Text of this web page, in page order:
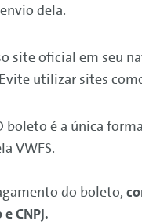
dela.
site oficial em seu
utilizar sites
boleto é a única
VWFS.
do boleto,
CNPJ.